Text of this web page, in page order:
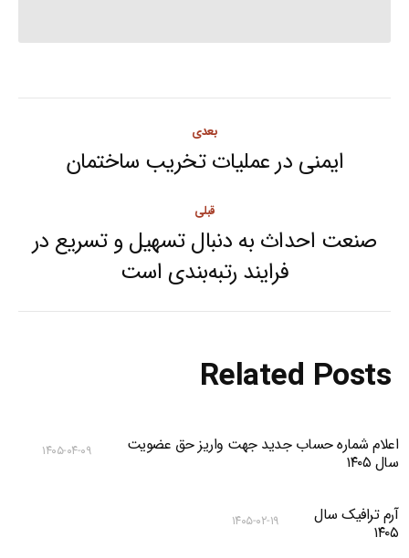
navigation
قبلی
Previous
post:
صنعت احداث به دنبال تسهیل و تسریع در
فرایند رتبه‌بندی است
بعدی
Next
ایمنی در عملیات تخریب ساختمان
Related Posts
اعلام شماره حساب جدید جهت واریز حق عضویت
سال ۱۴۰۵
۱۴۰۵-۰۴-۰۹
آرم ترافیک سال
۱۴۰۵
۱۴۰۵-۰۲-۱۹